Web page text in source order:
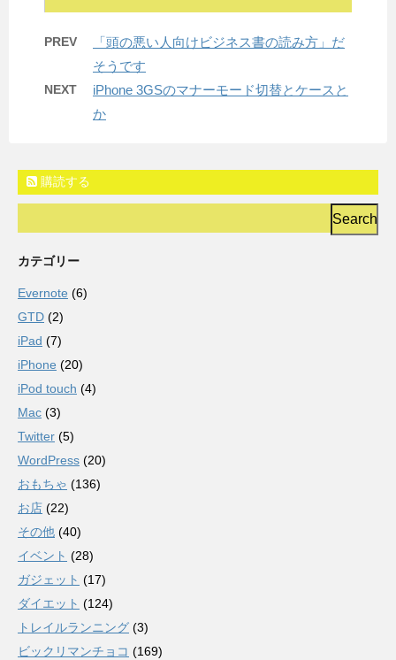
PREV
「頭の悪い人向けビジネス書の読み方」だ
そうです
NEXT
iPhone 3GSのマナーモード切替とケースと
か
購読する
カテゴリー
Evernote (6)
GTD (2)
iPad (7)
iPhone (20)
iPod touch (4)
Mac (3)
Twitter (5)
WordPress (20)
おもちゃ (136)
お店 (22)
その他 (40)
イベント (28)
ガジェット (17)
ダイエット (124)
トレイルランニング (3)
ビックリマンチョコ (169)